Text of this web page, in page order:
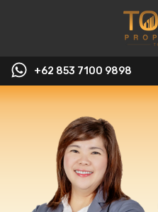
+62 853 7100 9898‬